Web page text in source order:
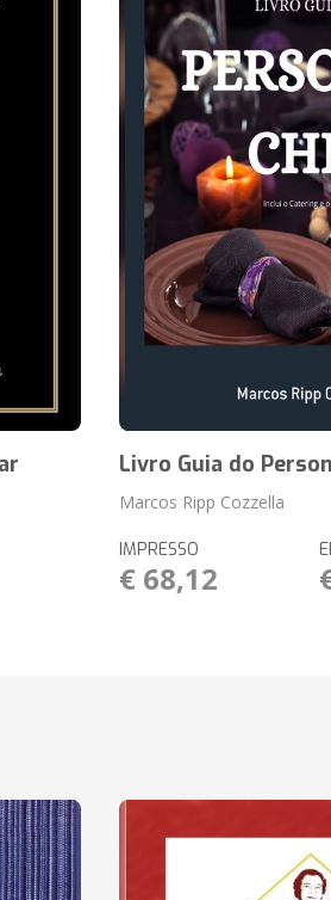
Livro Guia do
Marcos Ripp Cozzella
IMPRESSO
€ 68,12